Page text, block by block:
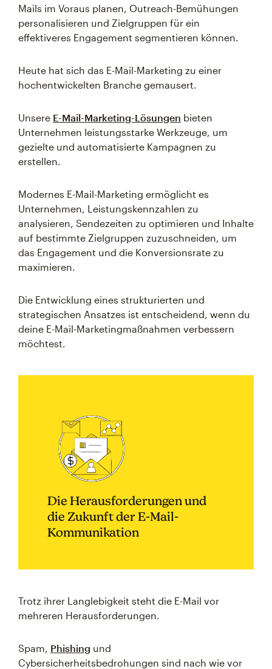
Mails im Voraus planen, Outreach-Bemühungen
personalisieren und Zielgruppen für ein
effektiveres Engagement segmentieren können.
Heute hat sich das E-Mail-Marketing zu einer
hochentwickelten Branche gemausert.
Unsere E-Mail-Marketing-Lösungen bieten
Unternehmen leistungsstarke Werkzeuge, um
gezielte und automatisierte Kampagnen zu
erstellen.
Modernes E-Mail-Marketing ermöglicht es
Unternehmen, Leistungskennzahlen zu
analysieren, Sendezeiten zu optimieren und Inhalte
auf bestimmte Zielgruppen zuzuschneiden, um
das Engagement und die Konversionsrate zu
maximieren.
Die Entwicklung eines strukturierten und
strategischen Ansatzes ist entscheidend, wenn du
deine E-Mail-Marketingmaßnahmen verbessern
möchtest.
Die Herausforderungen und
die Zukunft der E-Mail-
Kommunikation
Trotz ihrer Langlebigkeit steht die E-Mail vor
mehreren Herausforderungen.
Spam, Phishing und
Cybersicherheitsbedrohungen sind nach wie vor